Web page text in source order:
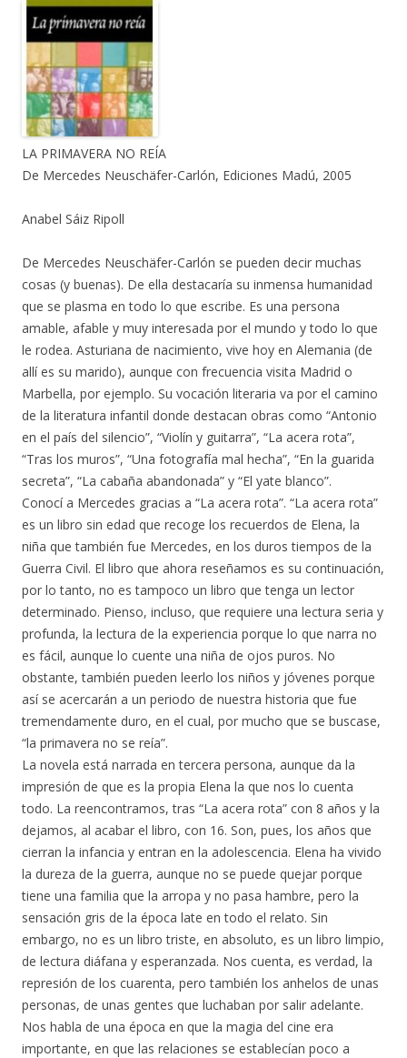
LA PRIMAVERA NO REÍA
De Mercedes Neuschäfer-Carlón, Ediciones Madú, 2005
Anabel Sáiz Ripoll
De Mercedes Neuschäfer-Carlón se pueden decir muchas
cosas (y buenas). De ella destacaría su inmensa humanidad
que se plasma en todo lo que escribe. Es una persona
amable, afable y muy interesada por el mundo y todo lo que
le rodea. Asturiana de nacimiento, vive hoy en Alemania (de
allí es su marido), aunque con frecuencia visita Madrid o
Marbella, por ejemplo. Su vocación literaria va por el camino
de la literatura infantil donde destacan obras como “Antonio
en el país del silencio”, “Violín y guitarra”, “La acera rota”,
“Tras los muros”, “Una fotografía mal hecha”, “En la guarida
secreta”, “La cabaña abandonada” y “El yate blanco”.
Conocí a Mercedes gracias a “La acera rota”. “La acera rota”
es un libro sin edad que recoge los recuerdos de Elena, la
niña que también fue Mercedes, en los duros tiempos de la
Guerra Civil. El libro que ahora reseñamos es su continuación,
por lo tanto, no es tampoco un libro que tenga un lector
determinado. Pienso, incluso, que requiere una lectura seria y
profunda, la lectura de la experiencia porque lo que narra no
es fácil, aunque lo cuente una niña de ojos puros. No
obstante, también pueden leerlo los niños y jóvenes porque
así se acercarán a un periodo de nuestra historia que fue
tremendamente duro, en el cual, por mucho que se buscase,
“la primavera no se reía”.
La novela está narrada en tercera persona, aunque da la
impresión de que es la propia Elena la que nos lo cuenta
todo. La reencontramos, tras “La acera rota” con 8 años y la
dejamos, al acabar el libro, con 16. Son, pues, los años que
cierran la infancia y entran en la adolescencia. Elena ha vivido
la dureza de la guerra, aunque no se puede quejar porque
tiene una familia que la arropa y no pasa hambre, pero la
sensación gris de la época late en todo el relato. Sin
embargo, no es un libro triste, en absoluto, es un libro limpio,
de lectura diáfana y esperanzada. Nos cuenta, es verdad, la
represión de los cuarenta, pero también los anhelos de unas
personas, de unas gentes que luchaban por salir adelante.
Nos habla de una época en que la magia del cine era
importante, en que las relaciones se establecían poco a